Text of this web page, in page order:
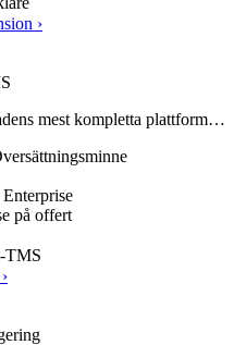
›
mest kompletta plattform…
på offert
TMS
›